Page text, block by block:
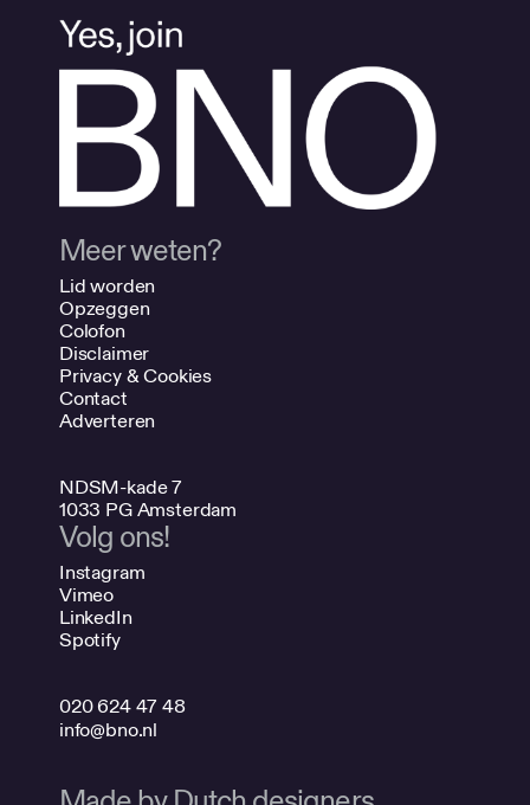
Meer weten?
Lid worden
Opzeggen
Colofon
Disclaimer
Privacy & Cookies
Contact
Adverteren
NDSM-kade 7
1033 PG Amsterdam
Volg ons!
Instagram
Vimeo
LinkedIn
Spotify
020 624 47 48
info@bno.nl